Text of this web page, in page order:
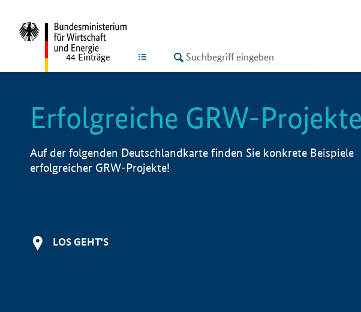
LISTE
44 Einträge
Erfolgreiche GRW-Projekte
Auf der folgenden Deutschlandkarte finden Sie konkrete Beispiele
erfolgreicher GRW-Projekte!
LOS GEHT'S